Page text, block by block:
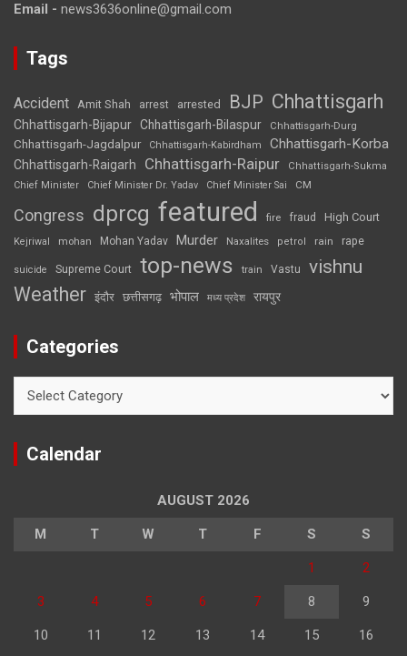
Email - news3636online@gmail.com
Tags
Accident Amit Shah arrest arrested BJP Chhattisgarh
Chhattisgarh-Bijapur Chhattisgarh-Bilaspur Chhattisgarh-Durg
Chhattisgarh-Jagdalpur Chhattisgarh-Kabirdham Chhattisgarh-Korba
Chhattisgarh-Raigarh Chhattisgarh-Raipur
Chhattisgarh-Sukma
Chief Minister
Chief Minister Dr. Yadav Chief Minister Sai CM
Congress dprcg featured fire fraud High Court
Kejriwal mohan Mohan Yadav Murder Naxalites petrol rain rape
suicide Supreme Court top-news train Vastu vishnu
Weather इंदौर छत्तीसगढ़ भोपाल मध्य प्रदेश रायपुर
Categories
Calendar
AUGUST 2026
M T W T F S S
1 2
3 4 5 6 7 8 9
10 11 12 13 14 15 16